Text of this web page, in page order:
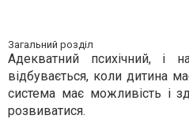
Загальний розділ
Адекватний психічний, і
відбувається, коли дитина
система має можливість і
розвиватися.